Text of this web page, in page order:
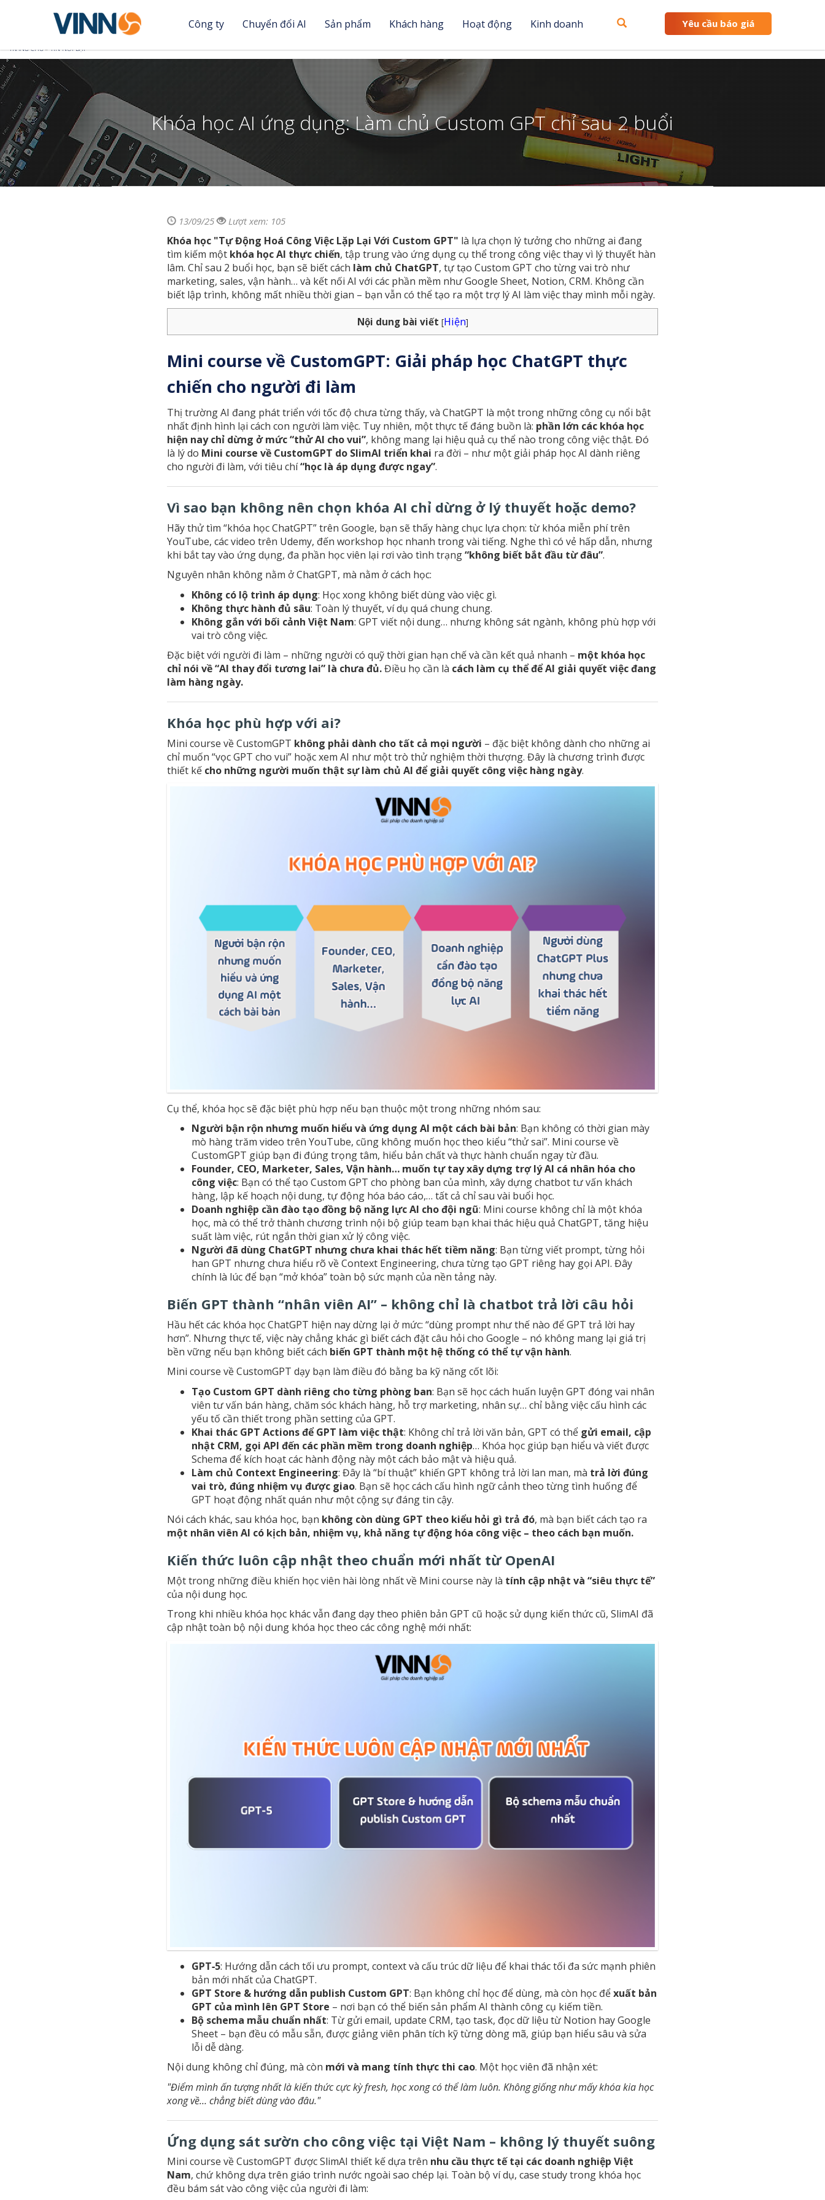
đến
nội
dung
Công ty Chuyển đổi AI Sản phẩm Khách hàng Hoạt động Kinh doanh Yêu cầu báo giá
Bạn
đang
ở
đây
TRANG CHỦ » TIN NỔI BẬT
Khóa học AI ứng dụng: Làm chủ Custom GPT chỉ sau 2 buổi
13/09/25 Lượt xem: 105
Khóa học "Tự Động Hoá Công Việc Lặp Lại Với Custom GPT" là lựa chọn lý tưởng cho những ai đang
tìm kiếm một khóa học AI thực chiến, tập trung vào ứng dụng cụ thể trong công việc thay vì lý thuyết hàn
lâm. Chỉ sau 2 buổi học, bạn sẽ biết cách làm chủ ChatGPT, tự tạo Custom GPT cho từng vai trò như
marketing, sales, vận hành… và kết nối AI với các phần mềm như Google Sheet, Notion, CRM. Không cần
biết lập trình, không mất nhiều thời gian – bạn vẫn có thể tạo ra một trợ lý AI làm việc thay mình mỗi ngày.
Nội dung bài viết [Hiện]
Mini course về CustomGPT: Giải pháp học ChatGPT thực
chiến cho người đi làm
Thị trường AI đang phát triển với tốc độ chưa từng thấy, và ChatGPT là một trong những công cụ nổi bật
nhất định hình lại cách con người làm việc. Tuy nhiên, một thực tế đáng buồn là: phần lớn các khóa học
hiện nay chỉ dừng ở mức “thử AI cho vui”, không mang lại hiệu quả cụ thể nào trong công việc thật. Đó
là lý do Mini course về CustomGPT do SlimAI triển khai ra đời – như một giải pháp học AI dành riêng
cho người đi làm, với tiêu chí“học là áp dụng được ngay”.
Vì sao bạn không nên chọn khóa AI chỉ dừng ở lý thuyết hoặc demo?
Hãy thử tìm “khóa học ChatGPT” trên Google, bạn sẽ thấy hàng chục lựa chọn: từ khóa miễn phí trên
YouTube, các video trên Udemy, đến workshop học nhanh trong vài tiếng. Nghe thì có vẻ hấp dẫn, nhưng
khi bắt tay vào ứng dụng, đa phần học viên lại rơi vào tình trạng“không biết bắt đầu từ đâu”.
Nguyên nhân không nằm ở ChatGPT, mà nằm ở cách học:
Không có lộ trình áp dụng: Học xong không biết dùng vào việc gì.
Không thực hành đủ sâu: Toàn lý thuyết, ví dụ quá chung chung.
Không gắn với bối cảnh Việt Nam: GPT viết nội dung… nhưng không sát ngành, không phù hợp với
vai trò công việc.
Đặc biệt với người đi làm – những người có quỹ thời gian hạn chế và cần kết quả nhanh – một khóa học
chỉ nói về “AI thay đổi tương lai” là chưa đủ.Điều họ cần là cách làm cụ thể để AI giải quyết việc đang
làm hàng ngày.
Khóa học phù hợp với ai?
Mini course về CustomGPT không phải dành cho tất cả mọi người – đặc biệt không dành cho những ai
chỉ muốn “vọc GPT cho vui” hoặc xem AI như một trò thử nghiệm thời thượng. Đây là chương trình được
thiết kế cho những người muốn thật sự làm chủ AI để giải quyết công việc hàng ngày.
Cụ thể, khóa học sẽ đặc biệt phù hợp nếu bạn thuộc một trong những nhóm sau:
Người bận rộn nhưng muốn hiểu và ứng dụng AI một cách bài bản: Bạn không có thời gian mày
mò hàng trăm video trên YouTube, cũng không muốn học theo kiểu “thử sai”. Mini course về
CustomGPT giúp bạn đi đúng trọng tâm, hiểu bản chất và thực hành chuẩn ngay từ đầu.
Founder, CEO, Marketer, Sales, Vận hành… muốn tự tay xây dựng trợ lý AI cá nhân hóa cho
công việc: Bạn có thể tạo Custom GPT cho phòng ban của mình, xây dựng chatbot tư vấn khách
hàng, lập kế hoạch nội dung, tự động hóa báo cáo,… tất cả chỉ sau vài buổi học.
Doanh nghiệp cần đào tạo đồng bộ năng lực AI cho đội ngũ: Mini course không chỉ là một khóa
học, mà có thể trở thành chương trình nội bộ giúp team bạn khai thác hiệu quả ChatGPT, tăng hiệu
suất làm việc, rút ngắn thời gian xử lý công việc.
Người đã dùng ChatGPT nhưng chưa khai thác hết tiềm năng: Bạn từng viết prompt, từng hỏi
han GPT nhưng chưa hiểu rõ về Context Engineering, chưa từng tạo GPT riêng hay gọi API. Đây
chính là lúc để bạn “mở khóa” toàn bộ sức mạnh của nền tảng này.
Biến GPT thành “nhân viên AI” – không chỉ là chatbot trả lời câu hỏi
Hầu hết các khóa học ChatGPT hiện nay dừng lại ở mức: “dùng prompt như thế nào để GPT trả lời hay
hơn”. Nhưng thực tế, việc này chẳng khác gì biết cách đặt câu hỏi cho Google – nó không mang lại giá trị
bền vững nếu bạn không biết cách biến GPT thành một hệ thống có thể tự vận hành.
Mini course về CustomGPT dạy bạn làm điều đó bằng ba kỹ năng cốt lõi:
Tạo Custom GPT dành riêng cho từng phòng ban: Bạn sẽ học cách huấn luyện GPT đóng vai nhân
viên tư vấn bán hàng, chăm sóc khách hàng, hỗ trợ marketing, nhân sự… chỉ bằng việc cấu hình các
yếu tố cần thiết trong phần setting của GPT.
Khai thác GPT Actions để GPT làm việc thật: Không chỉ trả lời văn bản, GPT có thể gửi email, cập
nhật CRM, gọi API đến các phần mềm trong doanh nghiệp… Khóa học giúp bạn hiểu và viết được
Schema để kích hoạt các hành động này một cách bảo mật và hiệu quả.
Làm chủ Context Engineering: Đây là “bí thuật” khiến GPT không trả lời lan man, mà trả lời đúng
vai trò, đúng nhiệm vụ được giao. Bạn sẽ học cách cấu hình ngữ cảnh theo từng tình huống để
GPT hoạt động nhất quán như một cộng sự đáng tin cậy.
Nói cách khác, sau khóa học, bạn không còn dùng GPT theo kiểu hỏi gì trả đó, mà bạn biết cách tạo ra
một nhân viên AI có kịch bản, nhiệm vụ, khả năng tự động hóa công việc – theo cách bạn muốn.
Kiến thức luôn cập nhật theo chuẩn mới nhất từ OpenAI
Một trong những điều khiến học viên hài lòng nhất về Mini course này là tính cập nhật và “siêu thực tế”
của nội dung học.
Trong khi nhiều khóa học khác vẫn đang dạy theo phiên bản GPT cũ hoặc sử dụng kiến thức cũ, SlimAI đã
cập nhật toàn bộ nội dung khóa học theo các công nghệ mới nhất:
GPT‑5: Hướng dẫn cách tối ưu prompt, context và cấu trúc dữ liệu để khai thác tối đa sức mạnh phiên
bản mới nhất của ChatGPT.
GPT Store & hướng dẫn publish Custom GPT: Bạn không chỉ học để dùng, mà còn học đểxuất bản
GPT của mình lên GPT Store – nơi bạn có thể biến sản phẩm AI thành công cụ kiếm tiền.
Bộ schema mẫu chuẩn nhất: Từ gửi email, update CRM, tạo task, đọc dữ liệu từ Notion hay Google
Sheet – bạn đều có mẫu sẵn, được giảng viên phân tích kỹ từng dòng mã, giúp bạn hiểu sâu và sửa
lỗi dễ dàng.
Nội dung không chỉ đúng, mà còn mới và mang tính thực thi cao. Một học viên đã nhận xét:
"Điểm mình ấn tượng nhất là kiến thức cực kỳ fresh, học xong có thể làm luôn. Không giống như mấy khóa kia học
xong về… chẳng biết dùng vào đâu."
Ứng dụng sát sườn cho công việc tại Việt Nam – không lý thuyết suông
Mini course về CustomGPT được SlimAI thiết kế dựa trên nhu cầu thực tế tại các doanh nghiệp Việt
Nam, chứ không dựa trên giáo trình nước ngoài sao chép lại. Toàn bộ ví dụ, case study trong khóa học
đều bám sát vào công việc của người đi làm: